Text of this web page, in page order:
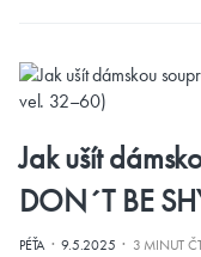
Jak ušít
DON´T BE
PÉŤA·9.5.2025 · 3 MINUT